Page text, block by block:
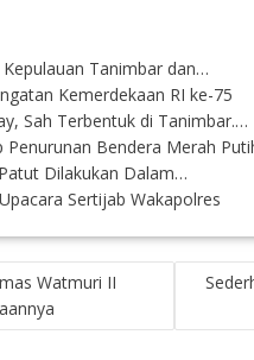
Tanimbar dan…
Kemerdekaan RI ke-75
Sah Terbentuk di Tanimbar.…
Penurunan Bendera Merah
Dilakukan Dalam…
Sertijab Wakapolres
Watmuri II